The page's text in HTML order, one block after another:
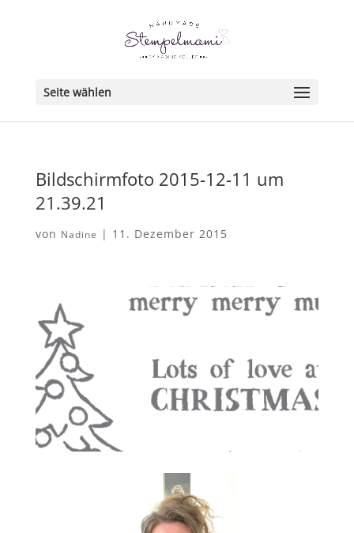
Seite wählen
Bildschirmfoto 2015-12-11 um
21.39.21
von Nadine | 11. Dezember 2015